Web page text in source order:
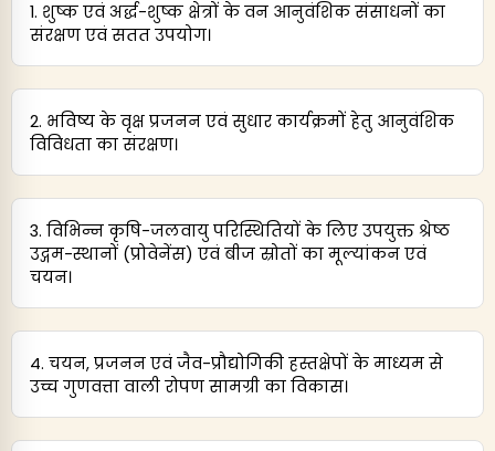
1. शुष्क एवं अर्द्ध-शुष्क क्षेत्रों के वन आनुवंशिक संसाधनों का
संरक्षण एवं सतत उपयोग।
2. भविष्य के वृक्ष प्रजनन एवं सुधार कार्यक्रमों हेतु आनुवंशिक
विविधता का संरक्षण।
3. विभिन्न कृषि-जलवायु परिस्थितियों के लिए उपयुक्त श्रेष्ठ
उद्गम-स्थानों (प्रोवेनेंस) एवं बीज स्रोतों का मूल्यांकन एवं
चयन।
4. चयन, प्रजनन एवं जैव-प्रौद्योगिकी हस्तक्षेपों के माध्यम से
उच्च गुणवत्ता वाली रोपण सामग्री का विकास।